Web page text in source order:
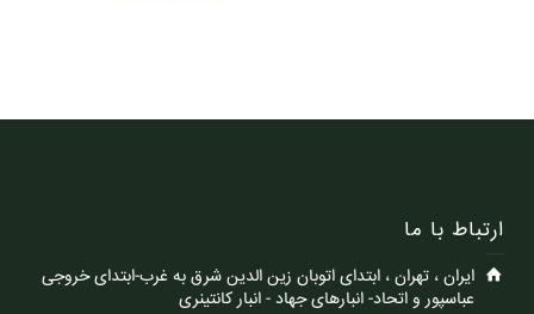
ارتباط با ما
ایران ، تهران ، ابتدای اتوبان زین الدین شرق به غرب-ابتدای خروجی
عباسپور و اتحاد- انبارهای جهاد - انبار کانتینری